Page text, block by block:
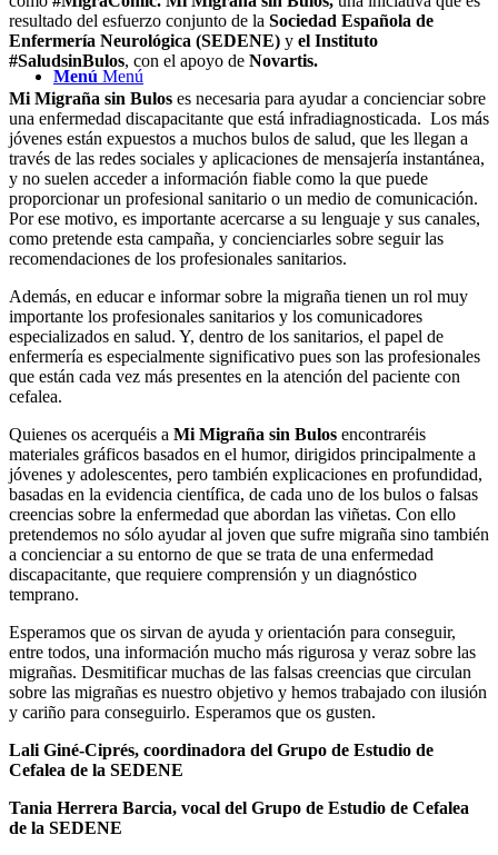
Menú Menú
resultado del esfuerzo conjunto de la Sociedad Española de
Enfermería Neurológica (SEDENE) y el Instituto
#SaludsinBulos, con el apoyo de Novartis.
Mi Migraña sin Bulos es necesaria para ayudar a concienciar sobre
una enfermedad discapacitante que está infradiagnosticada. Los más
jóvenes están expuestos a muchos bulos de salud, que les llegan a
través de las redes sociales y aplicaciones de mensajería instantánea,
y no suelen acceder a información fiable como la que puede
proporcionar un profesional sanitario o un medio de comunicación.
Por ese motivo, es importante acercarse a su lenguaje y sus canales,
como pretende esta campaña, y concienciarles sobre seguir las
recomendaciones de los profesionales sanitarios.
Además, en educar e informar sobre la migraña tienen un rol muy
importante los profesionales sanitarios y los comunicadores
especializados en salud. Y, dentro de los sanitarios, el papel de
enfermería es especialmente significativo pues son las profesionales
que están cada vez más presentes en la atención del paciente con
cefalea.
Quienes os acerquéis a Mi Migraña sin Bulos encontraréis
materiales gráficos basados en el humor, dirigidos principalmente a
jóvenes y adolescentes, pero también explicaciones en profundidad,
basadas en la evidencia científica, de cada uno de los bulos o falsas
creencias sobre la enfermedad que abordan las viñetas. Con ello
pretendemos no sólo ayudar al joven que sufre migraña sino también
a concienciar a su entorno de que se trata de una enfermedad
discapacitante, que requiere comprensión y un diagnóstico
temprano.
Esperamos que os sirvan de ayuda y orientación para conseguir,
entre todos, una información mucho más rigurosa y veraz sobre las
migrañas. Desmitificar muchas de las falsas creencias que circulan
sobre las migrañas es nuestro objetivo y hemos trabajado con ilusión
y cariño para conseguirlo. Esperamos que os gusten.
Lali Giné-Ciprés, coordinadora del Grupo de Estudio de
Cefalea de la SEDENE
Tania Herrera Barcia, vocal del Grupo de Estudio de Cefalea
de la SEDENE